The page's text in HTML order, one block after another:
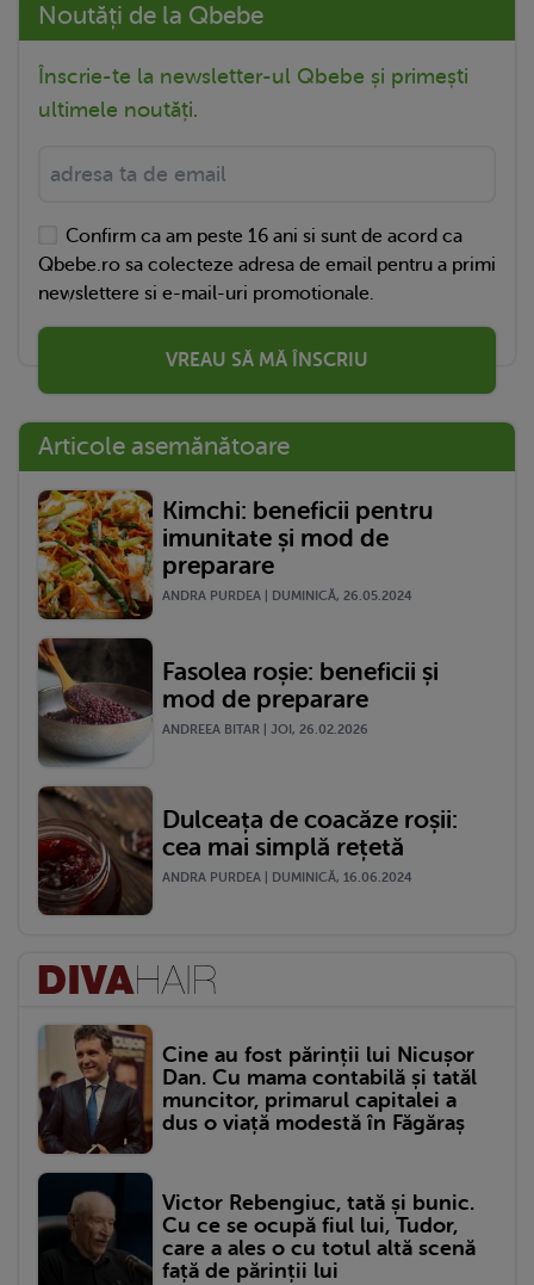
Noutăți de la Qbebe
Înscrie-te la newsletter-ul Qbebe și primești
ultimele noutăți.
Confirm ca am peste 16 ani si sunt de acord ca
Qbebe.ro sa colecteze adresa de email pentru a primi
newslettere si e-mail-uri promotionale.
VREAU SĂ MĂ ÎNSCRIU
Articole asemănătoare
Kimchi: beneficii pentru
imunitate și mod de
preparare
ANDRA PURDEA | DUMINICĂ, 26.05.2024
Fasolea roșie: beneficii și
mod de preparare
ANDREEA BITAR | JOI, 26.02.2026
Dulceața de coacăze roșii:
cea mai simplă rețetă
ANDRA PURDEA | DUMINICĂ, 16.06.2024
Cine au fost părinții lui Nicușor
Dan. Cu mama contabilă și tatăl
muncitor, primarul capitalei a
dus o viață modestă în Făgăraș
Victor Rebengiuc, tată și bunic.
Cu ce se ocupă fiul lui, Tudor,
care a ales o cu totul altă scenă
față de părinții lui